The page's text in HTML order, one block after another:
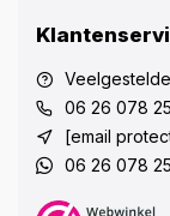
06 26 078
[email
06 26 078